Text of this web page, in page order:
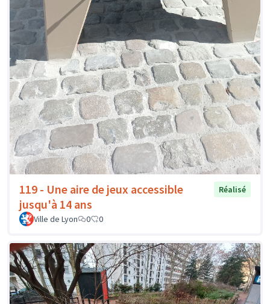
119 - Une aire de jeux accessible
jusqu'à 14 ans
Réalisé
Ville de Lyon 0 0